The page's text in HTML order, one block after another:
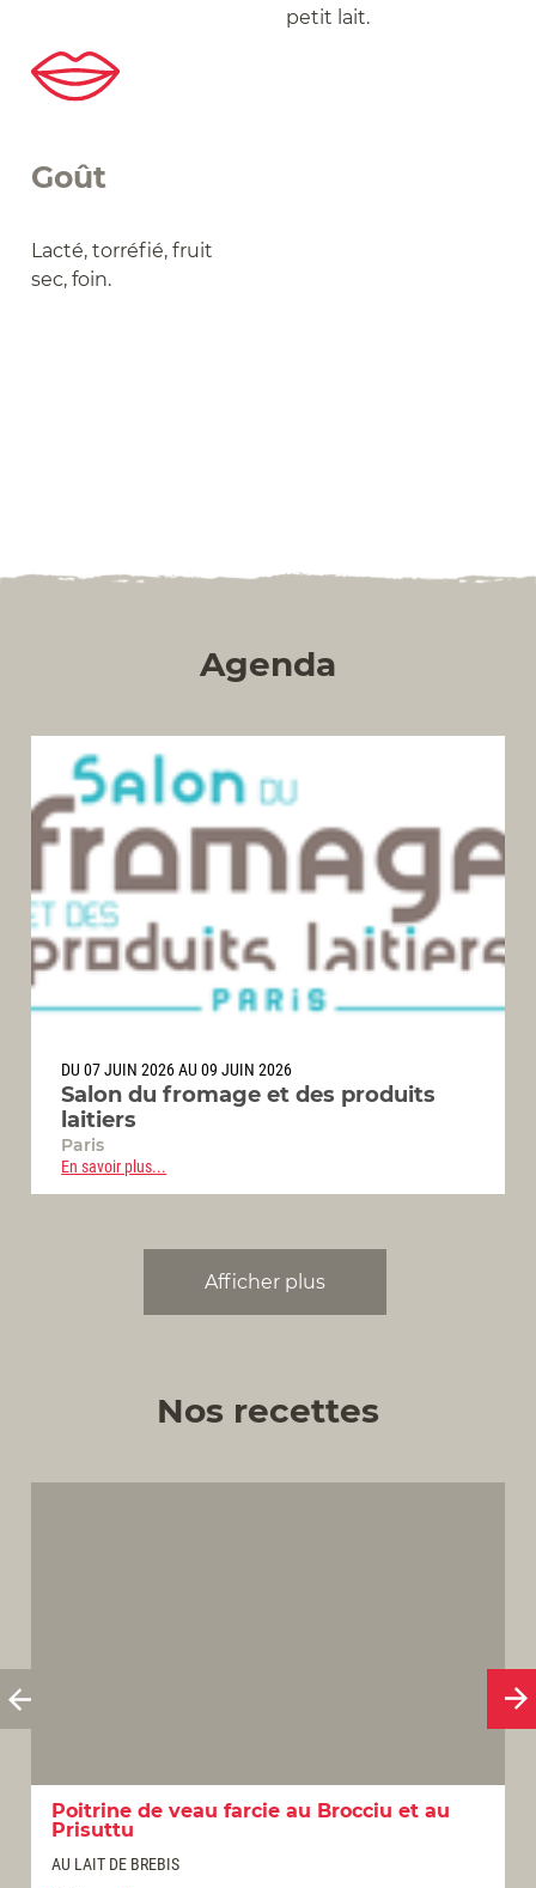
petit lait.
Goût
Lacté, torréfié, fruit
sec, foin.
Agenda
DU 07 JUIN 2026 AU 09 JUIN 2026
Salon du fromage et des produits
laitiers
Paris
En savoir plus...
Afficher plus
Nos recettes
Poitrine de veau farcie au Brocciu et au
Prisuttu
AU LAIT DE BREBIS